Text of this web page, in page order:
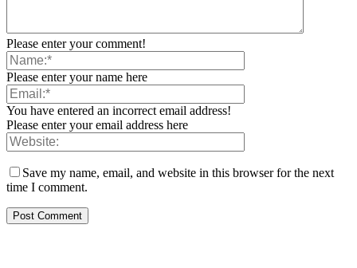
Please enter your comment!
Please enter your name here
You have entered an incorrect email address!
Please enter your email address here
Save my name, email, and website in this browser for the next
time I comment.